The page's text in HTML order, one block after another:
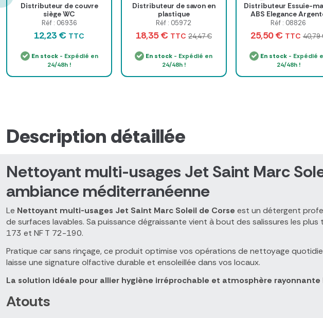
Distributeur de couvre
siège WC
Réf : 06936
12,23 € TTC
En stock- Expédié en
24/48h !
Distributeur de savon en
plastique
Réf : 05972
18,35 € TTC 24,47 €
En stock - Expédié en
24/48h !
Distributeur Essuie-
ABS Elegance
Réf : 08826
25,50 € TTC 40,79
En stock - Expédié
24/48h !
Description détaillée
Nettoyant multi-usages Jet Saint Marc
ambiance méditerranéenne
Le Nettoyant multi-usages Jet Saint Marc Soleil de Corse est un détergent
de surfaces lavables. Sa puissance dégraissante vient à bout des salissures les
173 et NF T 72-190.
Pratique car sans rinçage, ce produit optimise vos opérations de nettoyage
laisse une signature olfactive durable et ensoleillée dans vos locaux.
La solution idéale pour allier hygiène irréprochable et atmosphère rayonnante
Atouts